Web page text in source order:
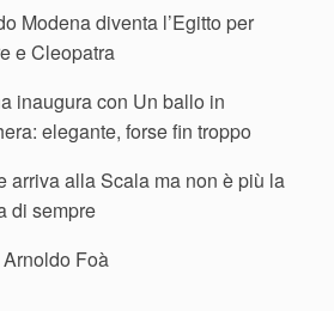
Modena diventa l’Egitto per
e Cleopatra
inaugura con Un ballo in
elegante, forse fin troppo
arriva alla Scala ma non è più la
di sempre
Foà